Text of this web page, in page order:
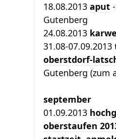
18.08.2013 aput
Gutenberg
24.08.2013
31.08-07.09.2013
oberstdorf-
Gutenberg (zum
september
01.09.2013
oberstaufen